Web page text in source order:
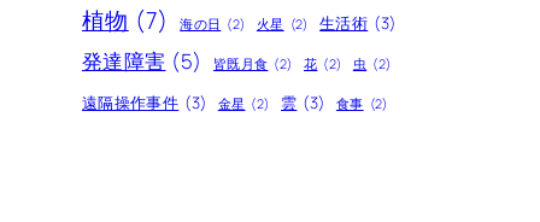
植物 (7) 海の日 (2) 火星 (2) 生活術 (3)
発達障害 (5) 皆既月食 (2) 花 (2) 虫 (2)
遠隔操作事件 (3) 金星 (2) 雲 (3) 食事 (2)